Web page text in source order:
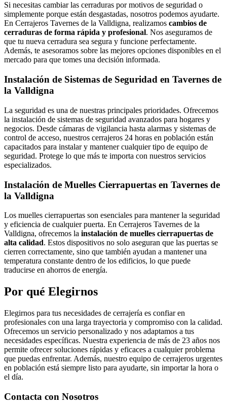
Si necesitas cambiar las cerraduras por motivos de seguridad o
simplemente porque están desgastadas, nosotros podemos ayudarte.
En Cerrajeros Tavernes de la Valldigna, realizamos cambios de
cerraduras de forma rápida y profesional. Nos aseguramos de
que tu nueva cerradura sea segura y funcione perfectamente.
Además, te asesoramos sobre las mejores opciones disponibles en el
mercado para que tomes una decisión informada.
Instalación de Sistemas de Seguridad en Tavernes de
la Valldigna
La seguridad es una de nuestras principales prioridades. Ofrecemos
la instalación de sistemas de seguridad avanzados para hogares y
negocios. Desde cámaras de vigilancia hasta alarmas y sistemas de
control de acceso, nuestros cerrajeros 24 horas en población están
capacitados para instalar y mantener cualquier tipo de equipo de
seguridad. Protege lo que más te importa con nuestros servicios
especializados.
Instalación de Muelles Cierrapuertas en Tavernes de
la Valldigna
Los muelles cierrapuertas son esenciales para mantener la seguridad
y eficiencia de cualquier puerta. En Cerrajeros Tavernes de la
Valldigna, ofrecemos la instalación de muelles cierrapuertas de
alta calidad. Estos dispositivos no solo aseguran que las puertas se
cierren correctamente, sino que también ayudan a mantener una
temperatura constante dentro de los edificios, lo que puede
traducirse en ahorros de energía.
Por qué Elegirnos
Elegirnos para tus necesidades de cerrajería es confiar en
profesionales con una larga trayectoria y compromiso con la calidad.
Ofrecemos un servicio personalizado y nos adaptamos a tus
necesidades específicas. Nuestra experiencia de más de 23 años nos
permite ofrecer soluciones rápidas y eficaces a cualquier problema
que puedas enfrentar. Además, nuestro equipo de cerrajeros urgentes
en población está siempre listo para ayudarte, sin importar la hora o
el día.
Contacta con Nosotros